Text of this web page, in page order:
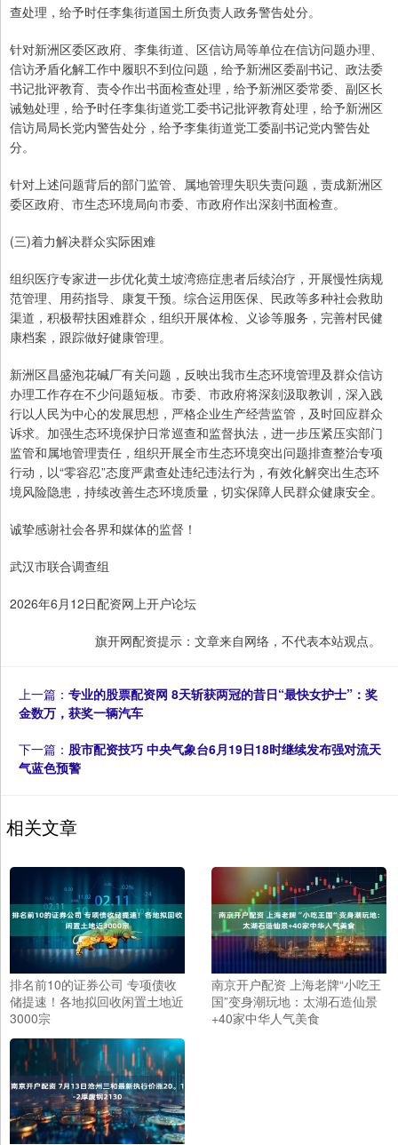
查处理，给予时任李集街道国土所负责人政务警告处分。
针对新洲区委区政府、李集街道、区信访局等单位在信访问题办理、
信访矛盾化解工作中履职不到位问题，给予新洲区委副书记、政法委
书记批评教育、责令作出书面检查处理，给予新洲区委常委、副区长
诫勉处理，给予时任李集街道党工委书记批评教育处理，给予新洲区
信访局局长党内警告处分，给予李集街道党工委副书记党内警告处
分。
针对上述问题背后的部门监管、属地管理失职失责问题，责成新洲区
委区政府、市生态环境局向市委、市政府作出深刻书面检查。
(三)着力解决群众实际困难
组织医疗专家进一步优化黄土坡湾癌症患者后续治疗，开展慢性病规
范管理、用药指导、康复干预。综合运用医保、民政等多种社会救助
渠道，积极帮扶困难群众，组织开展体检、义诊等服务，完善村民健
康档案，跟踪做好健康管理。
新洲区昌盛泡花碱厂有关问题，反映出我市生态环境管理及群众信访
办理工作存在不少问题短板。市委、市政府将深刻汲取教训，深入践
行以人民为中心的发展思想，严格企业生产经营监管，及时回应群众
诉求。加强生态环境保护日常巡查和监督执法，进一步压紧压实部门
监管和属地管理责任，组织开展全市生态环境突出问题排查整治专项
行动，以“零容忍”态度严肃查处违纪违法行为，有效化解突出生态环
境风险隐患，持续改善生态环境质量，切实保障人民群众健康安全。
诚挚感谢社会各界和媒体的监督！
武汉市联合调查组
2026年6月12日配资网上开户论坛
旗开网配资提示：文章来自网络，不代表本站观点。
上一篇： 专业的股票配资网 8天斩获两冠的昔日“最快女护士”：奖
金数万，获奖一辆汽车
下一篇： 股市配资技巧 中央气象台6月19日18时继续发布强对流天
气蓝色预警
相关文章
排名前10的证券公司 专项债收
储提速！各地拟回收闲置土地近
3000宗
南京开户配资 上海老牌“小吃王
国”变身潮玩地：太湖石造仙景
+40家中华人气美食